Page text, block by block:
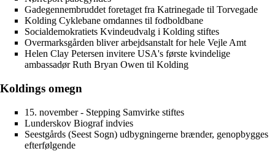
Gadegennembruddet foretaget fra Katrinegade til Torvegade
Kolding Cyklebane omdannes til fodboldbane
Socialdemokratiets Kvindeudvalg i Kolding stiftes
Overmarksgården bliver arbejdsanstalt for hele Vejle Amt
Helen Clay Petersen invitere USA's første kvindelige
ambassadør Ruth Bryan Owen til Kolding
Koldings omegn
15. november - Stepping Samvirke stiftes
Lunderskov Biografindvies
Seestgårds (Seest Sogn) udbygningerne brænder, genopbygges
efterfølgende